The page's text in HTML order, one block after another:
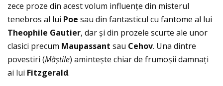
zece proze din acest volum influenţe din misterul
tenebros al lui Poe sau din fantasticul cu fantome al lui
Theophile Gautier, dar și din prozele scurte ale unor
clasici precum Maupassant sau Cehov. Una dintre
povestiri (Măștile) amintește chiar de frumoșii damnaţi
ai lui Fitzgerald.